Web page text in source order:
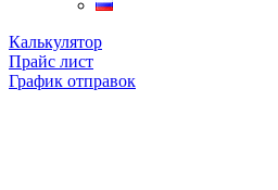
Калькулятор
Прайс лист
График отправок